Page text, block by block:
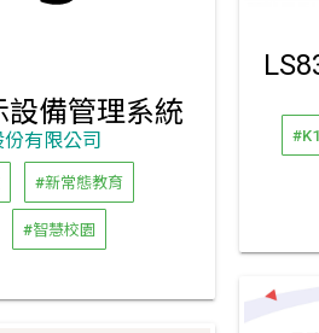
備管理系統​
有限公司
#新常態教育
#智慧校園